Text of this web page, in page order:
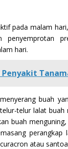
pada malam
penyemprotan
hari.
Penyakit
buah
telur lalat
buah
atau